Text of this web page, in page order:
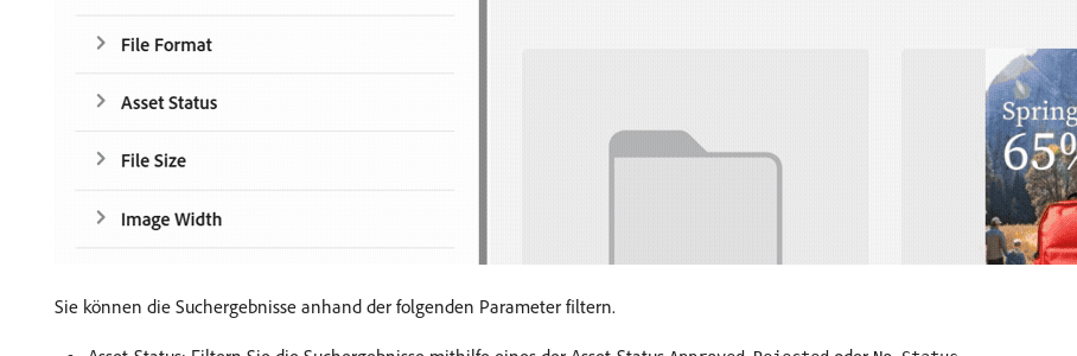
Sie können die Suchergebnisse anhand der folgenden Parameter filtern.